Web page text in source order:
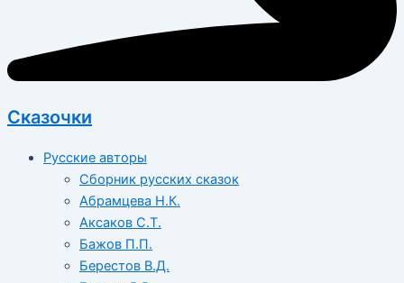
Сказочки
Русские авторы
Сборник русских сказок
Абрамцева Н.К.
Аксаков С.Т.
Бажов П.П.
Берестов В.Д.